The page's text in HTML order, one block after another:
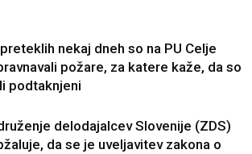
nekaj dneh so na PU Celje
požare, za katere kaže, da so
podtaknjeni
delodajalcev Slovenije (ZDS)
da se je uveljavitev zakona o